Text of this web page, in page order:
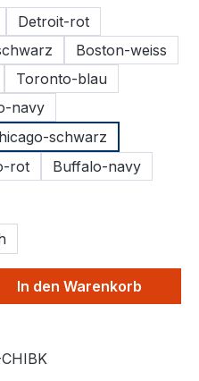
Detroit-rot
Boston-weiss
Toronto-blau
navy
schwarz
rot Buffalo-navy
den
In den Warenkorb